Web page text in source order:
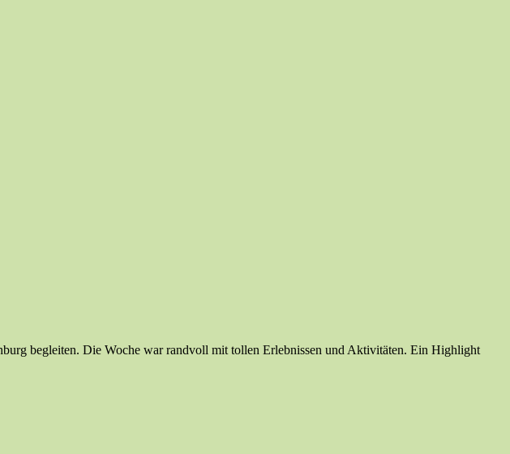
begleiten. Die Woche war randvoll mit tollen Erlebnissen und Aktivitäten. Ein Highlight